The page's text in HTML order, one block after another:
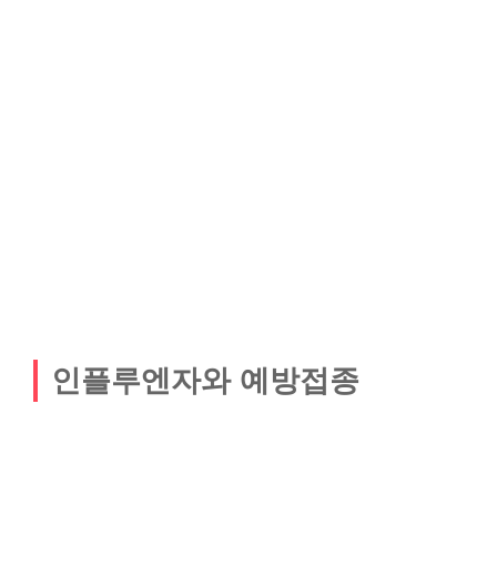
인플루엔자와 예방접종